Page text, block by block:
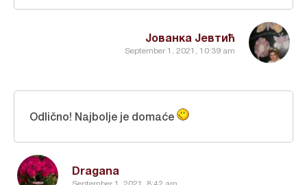
Јованка Јевтић
September 1, 2021, 10:39 am
Dragana
Odlično! Najbolje je domaće